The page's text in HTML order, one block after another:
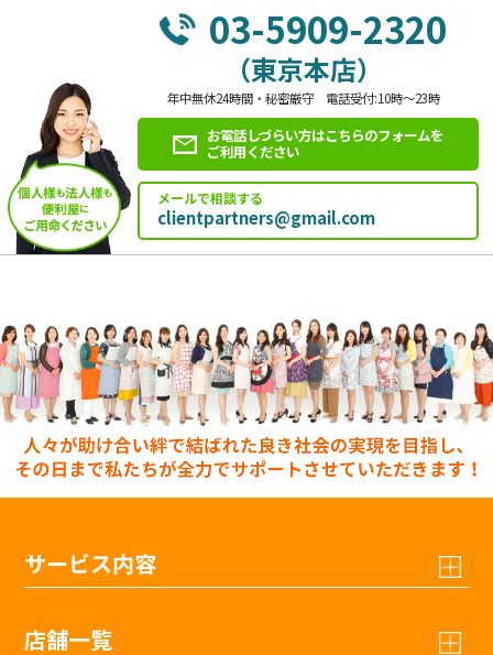
03-5909-2320
（東京本店）
年中無休24時間・秘密厳守 電話受付:10時～23時
お電話しづらい方はこちらのフォームを
ご利用ください
メールで相談する
clientpartners@gmail.com
サービス内容
店舗一覧